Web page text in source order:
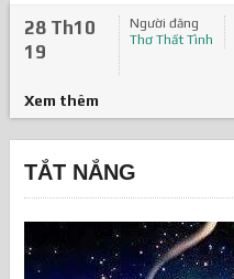
28 Th10
19
Người đăng
Thơ Thất Tình
Xem thêm
TẮT NẮNG